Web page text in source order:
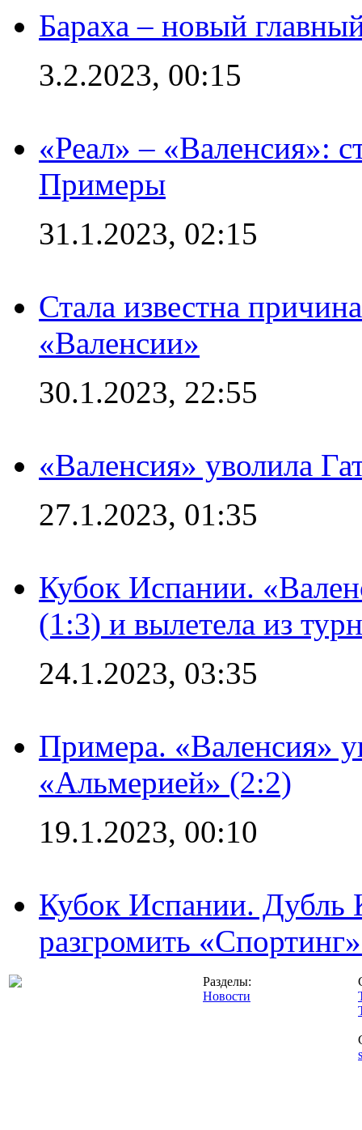
Бараха – новый
3.2.2023, 00:15
«Реал» – «Валенсия»:
Примеры
31.1.2023, 02:15
Стала известна
«Валенсии»
30.1.2023, 22:55
«Валенсия» уволила
27.1.2023, 01:35
Кубок Испании.
(1:3) и вылетела из
24.1.2023, 03:35
Примера. «Валенсия»
«Альмерией» (2:2)
19.1.2023, 00:10
Кубок Испании. Дубль
разгромить
Разделы:
Новости